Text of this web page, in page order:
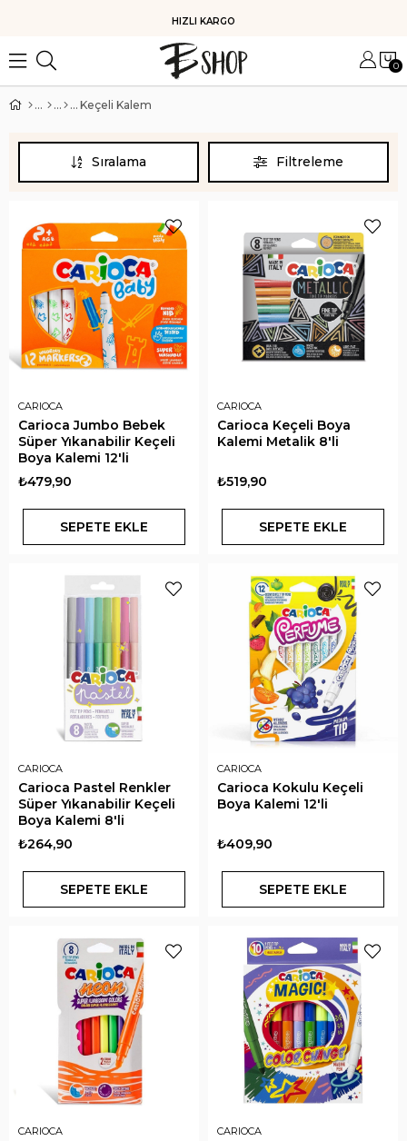
HIZLI KARGO
0
Keçeli Kalem
Filtreleme
Sıralama
CARIOCA
Carioca Jumbo Bebek
Süper Yıkanabilir Keçeli
Boya Kalemi 12'li
₺479,90
SEPETE EKLE
CARIOCA
Carioca Keçeli Boya
Kalemi Metalik 8'li
₺519,90
SEPETE EKLE
CARIOCA
Carioca Pastel Renkler
Süper Yıkanabilir Keçeli
Boya Kalemi 8'li
₺264,90
SEPETE EKLE
CARIOCA
Carioca Kokulu Keçeli
Boya Kalemi 12'li
₺409,90
SEPETE EKLE
CARIOCA CARIOCA